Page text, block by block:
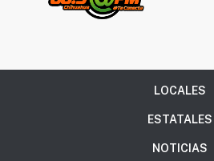
LOCALES
ESTATALES
NOTICIAS